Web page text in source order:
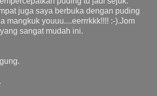
juga saya berbuka dengan puding
mangkuk youuu....eerrrkkk!!!! :-).Jom
sangat mudah ini.